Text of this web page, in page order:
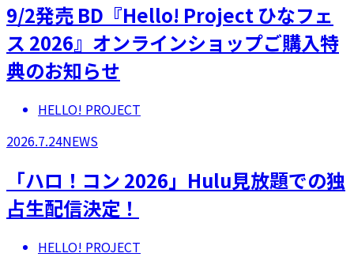
9/2発売 BD『Hello! Project ひなフェ
ス 2026』オンラインショップご購入特
典のお知らせ
HELLO! PROJECT
2026.7.24NEWS
「ハロ！コン 2026」Hulu見放題での独
占生配信決定！
HELLO! PROJECT